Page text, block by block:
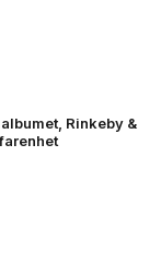
Rinkeby &